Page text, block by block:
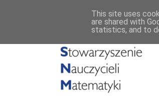
This site uses
are shared with
statistics, and to